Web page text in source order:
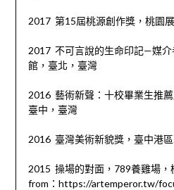
2017 第15屆桃源創作獎，桃園
2017 不可言說的生命印記—媒
館，臺北，臺灣
2016 藝術新聲：十校畢業生推
臺中，臺灣
2016 臺灣美術新貌獎，臺中港
2015 操場的對面，789養雞場，
from：https://artemperor.tw/